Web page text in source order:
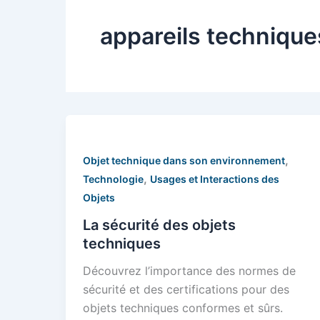
appareils
Objet technique dans son environnement,
Technologie, Usages et Interactions des
Objets
La sécurité des objets
techniques
Découvrez l’importance des normes de
sécurité et des certifications pour des
objets techniques conformes et sûrs.